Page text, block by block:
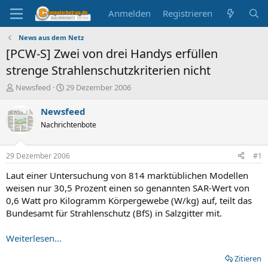
Anmelden Registrieren
News aus dem Netz
[PCW-S] Zwei von drei Handys erfüllen
strenge Strahlenschutzkriterien nicht
E
s
t
e
e
r
Newsfeed
E
s
t
e
l
t
a
m
29 Dezember 2006
Newsfeed
Nachrichtenbote
29 Dezember 2006 #1
Laut einer Untersuchung von 814 marktüblichen Modellen
weisen nur 30,5 Prozent einen so genannten SAR-Wert von
0,6 Watt pro Kilogramm Körpergewebe (W/kg) auf, teilt das
Bundesamt für Strahlenschutz (BfS) in Salzgitter mit.
Weiterlesen...
Zitieren